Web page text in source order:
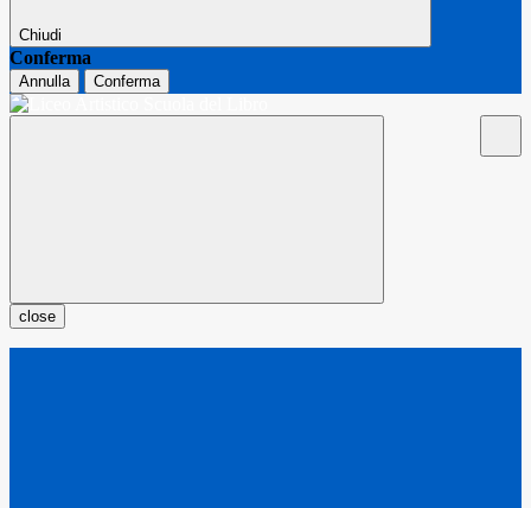
Chiudi
Conferma
Annulla Conferma
close